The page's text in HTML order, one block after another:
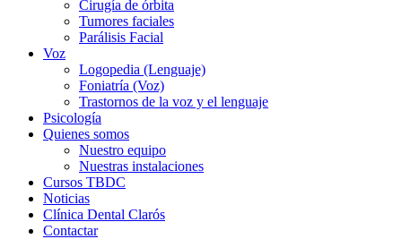
Cirugía de órbita
Tumores faciales
Parálisis Facial
Voz
Logopedia (Lenguaje)
Foniatría (Voz)
Trastornos de la voz y el lenguaje
Psicología
Quienes somos
Nuestro equipo
Nuestras instalaciones
Cursos TBDC
Noticias
Clínica Dental Clarós
Contactar